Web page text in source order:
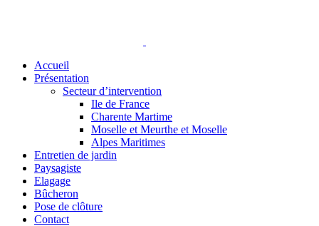
Accueil
Présentation
Secteur d’intervention
Ile de France
Charente Martime
Moselle et Meurthe et Moselle
Alpes Maritimes
Entretien de jardin
Paysagiste
Elagage
Bûcheron
Pose de clôture
Contact